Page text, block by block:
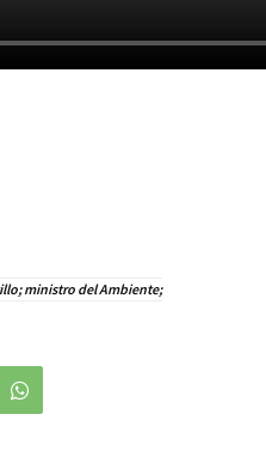
ministro del Ambiente;